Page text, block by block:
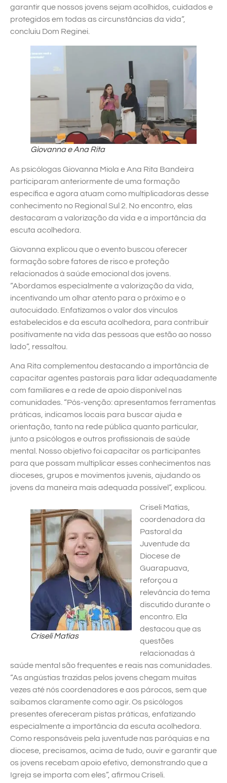
garantir que nossos jovens sejam acolhidos, cuidados e
protegidos em todas as circunstâncias da vida”,
concluiu Dom Reginei.
Giovanna e Ana Rita
As psicólogas Giovanna Miola e Ana Rita Bandeira
participaram anteriormente de uma formação
específica e agora atuam como multiplicadoras desse
conhecimento no Regional Sul 2. No encontro, elas
destacaram a valorização da vida e a importância da
escuta acolhedora.
Giovanna explicou que o evento buscou oferecer
formação sobre fatores de risco e proteção
relacionados à saúde emocional dos jovens.
“Abordamos especialmente a valorização da vida,
incentivando um olhar atento para o próximo e o
autocuidado. Enfatizamos o valor dos vínculos
estabelecidos e da escuta acolhedora, para contribuir
positivamente na vida das pessoas que estão ao nosso
lado”, ressaltou.
Ana Rita complementou destacando a importância de
capacitar agentes pastorais para lidar adequadamente
com familiares e a rede de apoio disponível nas
comunidades. “Pós-venção: apresentamos ferramentas
práticas, indicamos locais para buscar ajuda e
orientação, tanto na rede pública quanto particular,
junto a psicólogos e outros profissionais de saúde
mental. Nosso objetivo foi capacitar os participantes
para que possam multiplicar esses conhecimentos nas
dioceses, grupos e movimentos juvenis, ajudando os
jovens da maneira mais adequada possível”, explicou.
Criseli Matias
Criseli Matias,
coordenadora da
Pastoral da
Juventude da
Diocese de
Guarapuava,
reforçou a
relevância do tema
discutido durante o
encontro. Ela
destacou que as
questões
relacionadas à
saúde mental são frequentes e reais nas comunidades.
“As angústias trazidas pelos jovens chegam muitas
vezes até nós coordenadores e aos párocos, sem que
saibamos claramente como agir. Os psicólogos
presentes ofereceram pistas práticas, enfatizando
especialmente a importância da escuta acolhedora.
Como responsáveis pela juventude nas paróquias e na
diocese, precisamos, acima de tudo, ouvir e garantir que
os jovens recebam apoio efetivo, demonstrando que a
Igreja se importa com eles”, afirmou Criseli.